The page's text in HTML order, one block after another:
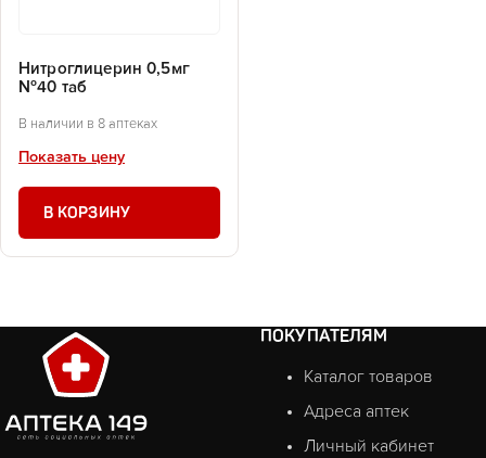
Нитроглицерин 0,5мг
№40 таб
В наличии в 8 аптеках
Показать цену
В КОРЗИНУ
ПОКУПАТЕЛЯМ
Каталог товаров
Адреса аптек
Личный кабинет